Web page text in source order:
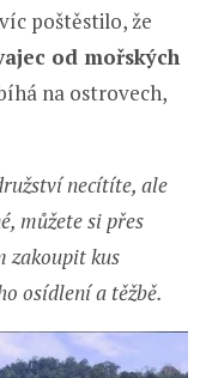
poštěstilo, že
od mořských
na ostrovech,
necítíte, ale
můžete si přes
zakoupit kus
osídlení a těžbě.